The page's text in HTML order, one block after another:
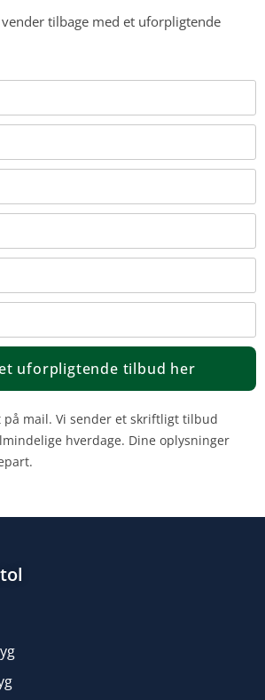
tilbage med et uforpligtende
uforpligtende tilbud her
på mail. Vi sender et skriftligt tilbud
hverdage. Dine oplysninger